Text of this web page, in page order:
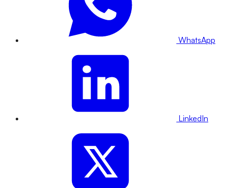
WhatsApp
LinkedIn